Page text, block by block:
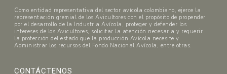
Como entidad representativa del sector avícola colombiano, ejerce la
representación gremial de los Avicultores con el propósito de propender
por el desarrollo de la Industria Avícola, proteger y defender los
intereses de los Avicultores, solicitar la atención necesaria y requerir
la protección del estado que la producción Avícola necesite y
Administrar los recursos del Fondo Nacional Avícola, entre otras.
CONTÁCTENOS